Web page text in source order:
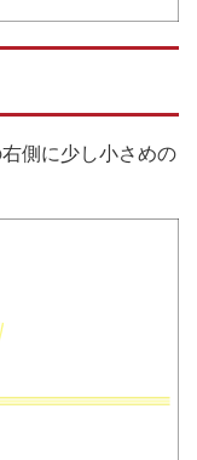
側に少し小さめの